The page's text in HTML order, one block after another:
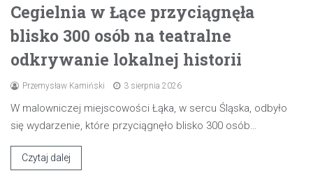
Cegielnia w Łące przyciągnęła
blisko 300 osób na teatralne
odkrywanie lokalnej historii
Przemysław Kamiński 3 sierpnia 2026
W malowniczej miejscowości Łąka, w sercu Śląska, odbyło
się wydarzenie, które przyciągnęło blisko 300 osób…
Czytaj dalej